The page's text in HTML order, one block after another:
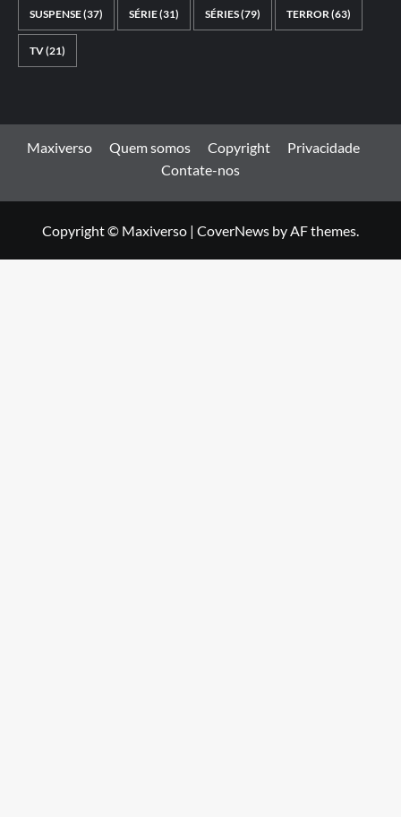
SUSPENSE(37) SÉRIE(31) SÉRIES(79) TERROR (63)
TV(21)
Maxiverso Quem somos Copyright
Privacidade
Contate-nos
Copyright © Maxiverso | CoverNews by AF themes.